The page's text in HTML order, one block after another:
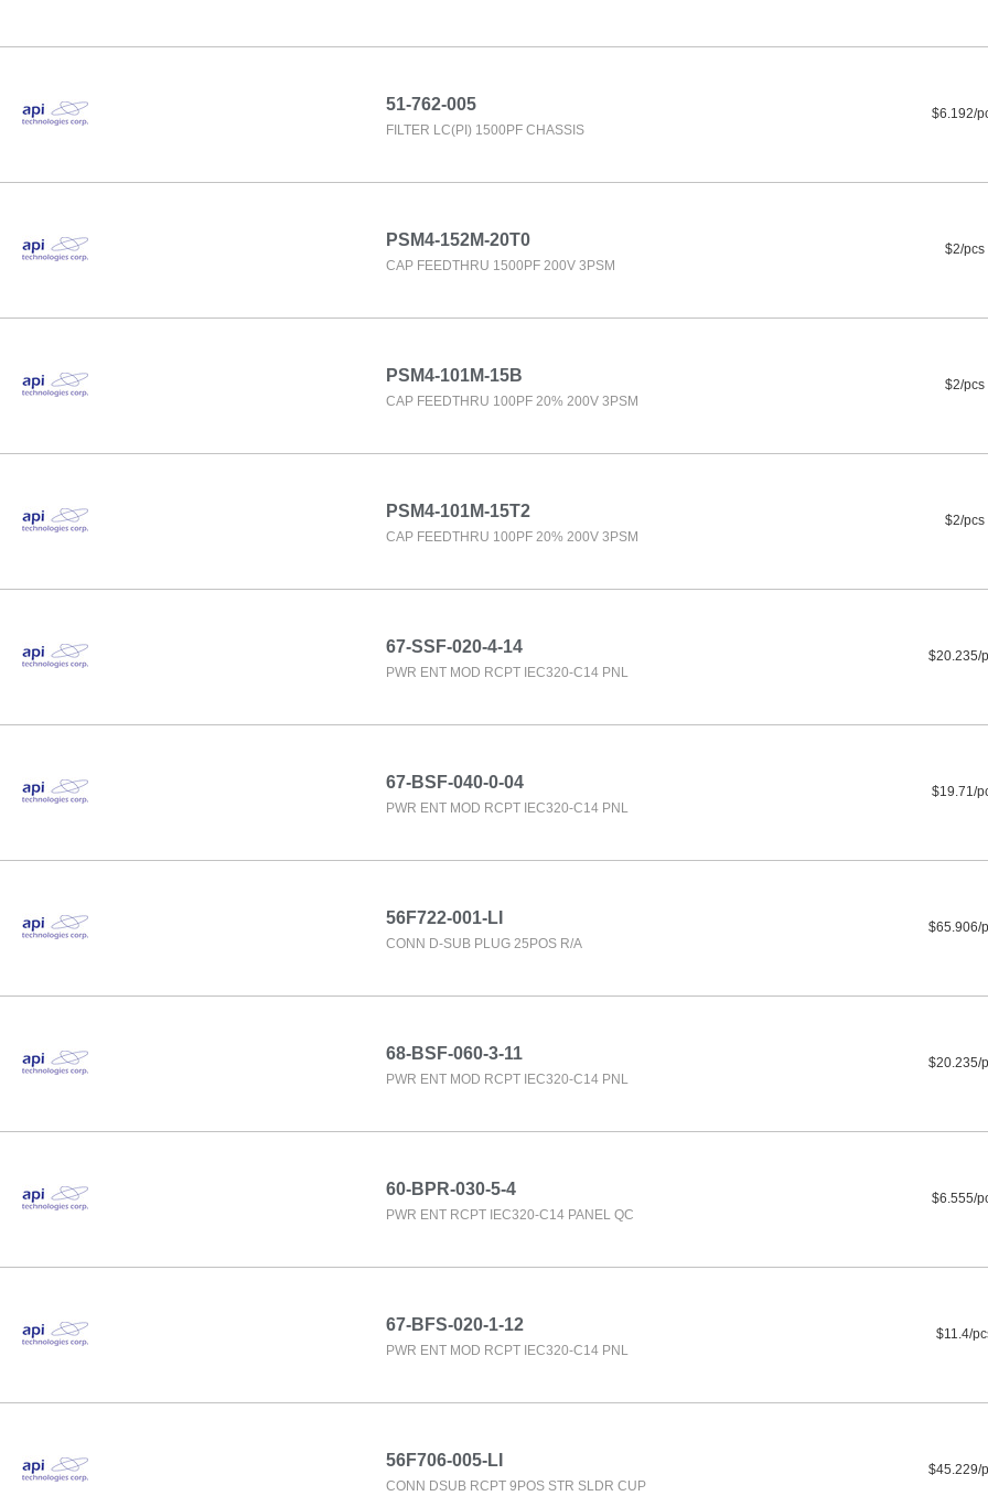
51-762-005
FILTER LC(PI) 1500PF CHASSIS
$6.192/
PSM4-152M-20T0
CAP FEEDTHRU 1500PF 200V 3PSM
$2/pcs
PSM4-101M-15B
CAP FEEDTHRU 100PF 20% 200V 3PSM
$2/pcs
PSM4-101M-15T2
CAP FEEDTHRU 100PF 20% 200V 3PSM
$2/pcs
67-SSF-020-4-14
PWR ENT MOD RCPT IEC320-C14 PNL
$20.235/
67-BSF-040-0-04
PWR ENT MOD RCPT IEC320-C14 PNL
$19.71/
56F722-001-LI
CONN D-SUB PLUG 25POS R/A
$65.906/
68-BSF-060-3-11
PWR ENT MOD RCPT IEC320-C14 PNL
$20.235/
60-BPR-030-5-4
PWR ENT RCPT IEC320-C14 PANEL QC
$6.555/
67-BFS-020-1-12
PWR ENT MOD RCPT IEC320-C14 PNL
$11.4/
56F706-005-LI
CONN DSUB RCPT 9POS STR SLDR CUP
$45.229/